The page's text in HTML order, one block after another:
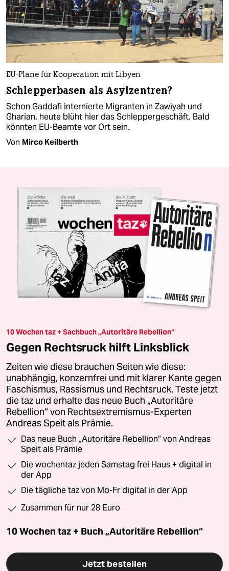
EU-Pläne für Kooperation mit Libyen
Schlepperbasen als Asylzentren?
Schon Gaddafi internierte Migranten in Zawiyah und
Gharian, heute blüht hier das Schleppergeschäft. Bald
könnten EU-Beamte vor Ort sein.
Von Mirco Keilberth
10 Wochen taz + Sachbuch „Autoritäre Rebellion“
Gegen Rechtsruck hilft Linksblick
Zeiten wie diese brauchen Seiten wie diese:
unabhängig, konzernfrei und mit klarer Kante gegen
Faschismus, Rassismus und Rechtsruck. Teste jetzt
die taz und erhalte das neue Buch „Autoritäre
Rebellion“ von Rechtsextremismus-Experten
Andreas Speit als Prämie.
Das neue Buch „Autoritäre Rebellion“ von Andreas
Speit als Prämie
Die wochentaz jeden Samstag frei Haus + digital in
der App
Die tägliche taz von Mo-Fr digital in der App
Zusammen für nur 28 Euro
10 Wochen taz + Buch „Autoritäre Rebellion“
Jetzt bestellen